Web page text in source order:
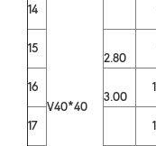
V40*40
14
15
2.80
16
3.00
17